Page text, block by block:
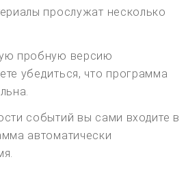
прослужат несколько
пробную версию
убедиться, что программа
событий вы сами входите в
автоматически